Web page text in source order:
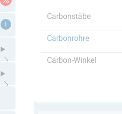
Untermenü öffnen
Carbonstäbe
Carbonrohre
Carbon-Winkel